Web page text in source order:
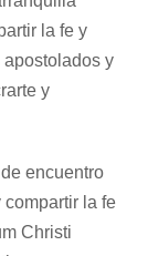
la fe y
apostolados y
y
encuentro
la fe
Christi